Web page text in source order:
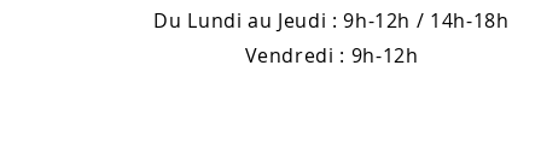
Du Lundi au Jeudi : 9h-12h / 14h-18h
Vendredi : 9h-12h